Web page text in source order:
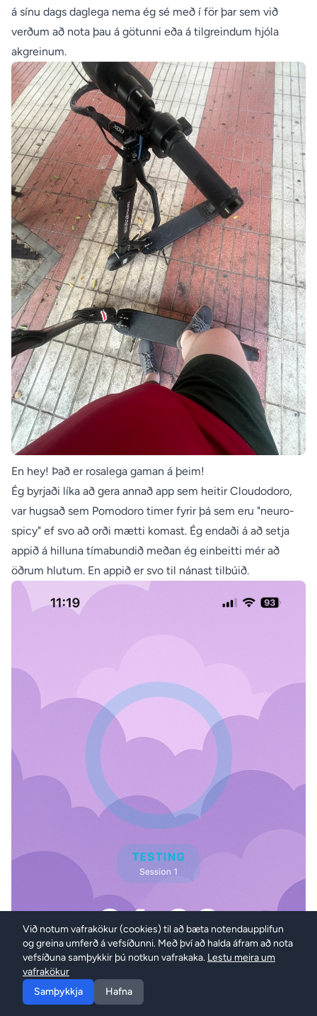
á sínu dags daglega nema ég sé með í för þar sem við
verðum að nota þau á götunni eða á tilgreindum hjóla
akgreinum.
En hey! Það er rosalega gaman á þeim!
Ég byrjaði líka að gera annað app sem heitir Cloudodoro,
var hugsað sem Pomodoro timer fyrir þá sem eru "neuro-
spicy" ef svo að orði mætti komast. Ég endaði á að setja
appið á hilluna tímabundið meðan ég einbeitti mér að
öðrum hlutum. En appið er svo til nánast tilbúið.
Við notum vafrakökur (cookies) til að bæta notendaupplifun
og greina umferð á vefsíðunni. Með því að halda áfram að nota
vefsíðuna samþykkir þú notkun vafrakaka. Lestu meira um
vafrakökur
Samþykkja
Hafna